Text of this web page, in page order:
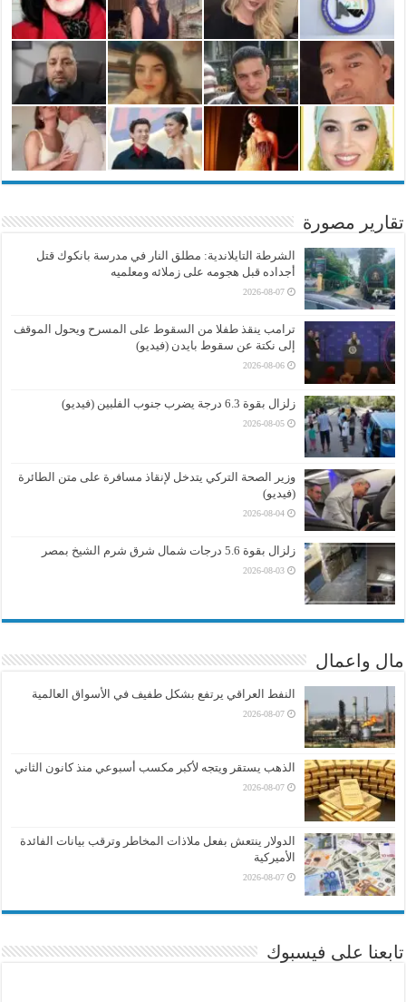
تقارير مصورة
الشرطة التايلاندية: مطلق النار في مدرسة بانكوك قتل
أجداده قبل هجومه على زملائه ومعلميه
2026-08-07
ترامب ينقذ طفلا من السقوط على المسرح ويحول الموقف
إلى نكتة عن سقوط بايدن (فيديو)
2026-08-06
زلزال بقوة 6.3 درجة يضرب جنوب الفلبين (فيديو)
2026-08-05
وزير الصحة التركي يتدخل لإنقاذ مسافرة على متن الطائرة
(فيديو)
2026-08-04
زلزال بقوة 5.6 درجات شمال شرق شرم الشيخ بمصر
2026-08-03
مال واعمال
النفط العراقي يرتفع بشكل طفيف في الأسواق العالمية
2026-08-07
الذهب يستقر ويتجه لأكبر مكسب أسبوعي منذ كانون الثاني
2026-08-07
الدولار ينتعش بفعل ملاذات المخاطر وترقب بيانات الفائدة
الأميركية
2026-08-07
تابعنا على فيسبوك